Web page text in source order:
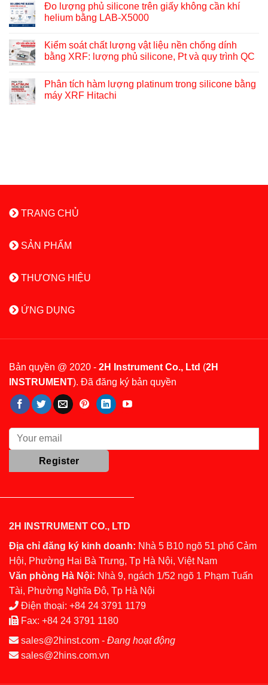
Đo lượng phủ silicone trên giấy không cần khí
helium bằng LAB-X5000
Kiểm soát chất lượng vật liệu nền chống dính
bằng XRF: lượng phủ silicone, Pt và quy trình QC
Phân tích hàm lượng platinum trong silicone bằng
máy XRF Hitachi
TRANG CHỦ
SẢN PHẨM
THƯƠNG HIỆU
ỨNG DỤNG
Bản quyền @ 2020 - 2H Instrument Co., Ltd (2H
INSTRUMENT). Đã đăng ký bản quyền
2H INSTRUMENT CO., LTD
Địa chỉ đăng ký kinh doanh: Nhà 5 B10 ngõ 51 phố Cảm
Hội, Phường Hai Bà Trưng, Tp Hà Nội, Việt Nam
Văn phòng Hà Nội: Nhà 9, ngách 1/52 ngõ 1 Phạm Tuấn
Tài, Phường Nghĩa Đô, Tp Hà Nội
Điện thoại: +84 24 3791 1179
Fax: +84 24 3791 1180
sales@2hinst.com - Đang hoạt động
sales@2hins.com.vn